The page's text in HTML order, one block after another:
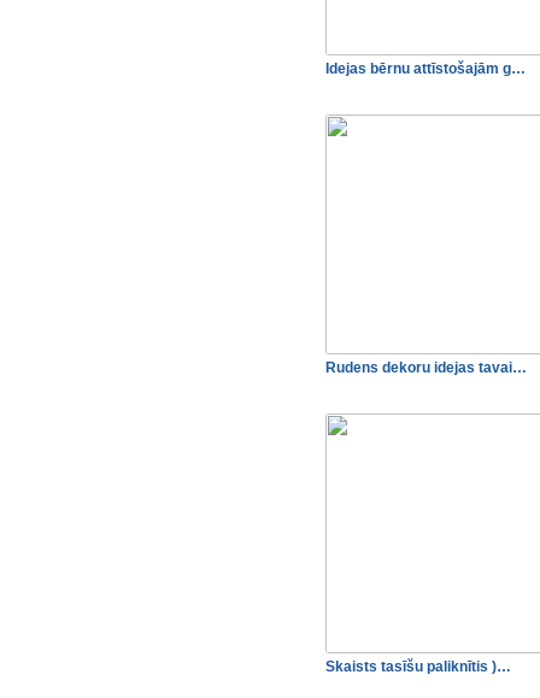
Idejas bērnu attīstošajām g…
Rudens dekoru idejas tavai…
Skaists tasīšu paliknītis )…